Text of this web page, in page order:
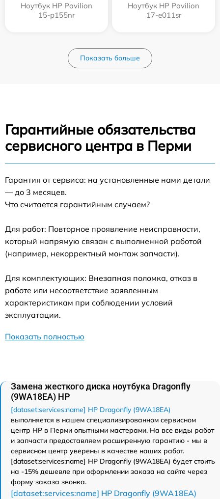
Ноутбук HP Pavilion
15-p155nr
Ноутбук HP Pavilion
17-e011sr
Показать больше
Гарантийные обязательства
сервисного центра в Перми
Гарантия от сервиса: на установленные нами детали
— до 3 месяцев.
Что считается гарантийным случаем?
Для работ: Повторное проявление неисправности,
который напрямую связан с выполненной работой
(например, некорректный монтаж запчасти).
Для комплектующих: Внезапная поломка, отказ в
работе или несоответствие заявленным
характеристикам при соблюдении условий
эксплуатации.
Показать полностью
Замена жесткого диска ноутбука Dragonfly
(9WA18EA) HP
[dataset:services:name] HP Dragonfly (9WA18EA)
выполняется в нашем специализированном сервисном
центр HP в Перми опытными мастерами. На все виды работ
и запчасти предоставляем расширенную гарантию - мы в
сервисном центр уверены в качестве наших работ.
[dataset:services:name] HP Dragonfly (9WA18EA) будет стоить
на -15% дешевле при оформлении заказа на сайте через
форму заказа звонка.
[dataset:services:name] HP Dragonfly (9WA18EA)